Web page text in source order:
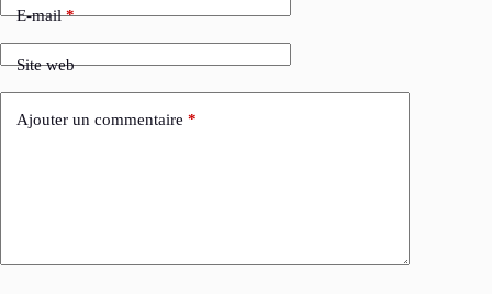
E-mail*
Site web
Ajouter un commentaire *